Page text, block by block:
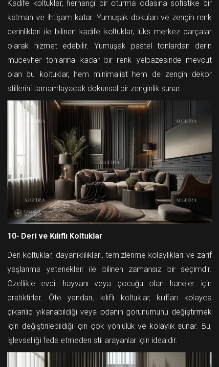
Kadife koltuklar, herhangi bir oturma odasına sofistike bir
katman ve ihtişam katar. Yumuşak dokuları ve zengin renk
derinlikleri ile bilinen kadife koltuklar, lüks merkez parçalar
olarak hizmet edebilir. Yumuşak pastel tonlardan derin
mücevher tonlarına kadar bir renk yelpazesinde mevcut
olan bu koltuklar, hem minimalist hem de zengin dekor
stillerini tamamlayacak dokunsal bir zenginlik sunar.
10- Deri ve Kılıflı Koltuklar
Deri koltuklar, dayanıklılıkları, temizlenme kolaylıkları ve zarif
yaşlanma yetenekleri ile bilinen zamansız bir seçimdir.
Özellikle evcil hayvanı veya çocuğu olan haneler için
pratiktirler. Öte yandan, kılıflı koltuklar, kılıfları kolayca
çıkarılıp yıkanabildiği veya odanın görünümünü değiştirmek
için değiştirilebildiği için çok yönlülük ve kolaylık sunar. Bu,
işlevselliği feda etmeden stil arayanlar için idealdir.